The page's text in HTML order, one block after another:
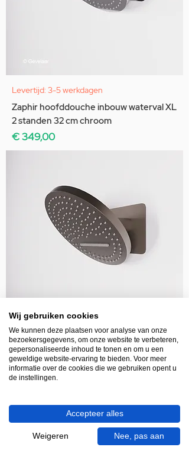
Levertijd: 3-5 werkdagen
Zaphir hoofddouche inbouw waterval XL
2 standen 32 cm chroom
Prijs
€ 349,00
Levertijd: 3-5 werkdagen
Zaphir hoofddouche inbouw waterval XL
2 standen 32 cm gunmetal (PVD)
Wij gebruiken cookies
We kunnen deze plaatsen voor analyse van onze
bezoekersgegevens, om onze website te verbeteren,
gepersonaliseerde inhoud te tonen en om u een
geweldige website-ervaring te bieden. Voor meer
informatie over de cookies die we gebruiken opent u
de instellingen.
Accepteer alles
Weigeren Nee, pas aan